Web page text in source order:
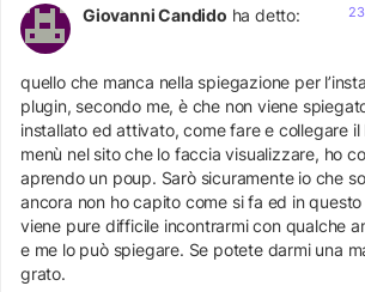
Giovanni Candido ha detto:
quello che manca nella spiegazione per
plugin, secondo me, è che non viene
installato ed attivato, come fare e collegare
menù nel sito che lo faccia visualizzare, ho
aprendo un poup. Sarò sicuramente io che
ancora non ho capito come si fa ed in
viene pure difficile incontrarmi con qualche
e me lo può spiegare. Se potete darmi una
grato.